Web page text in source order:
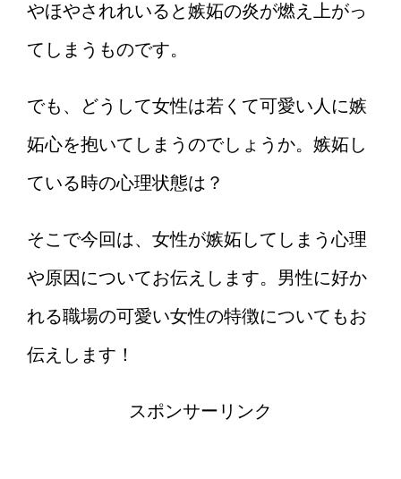
やほやされれいると嫉妬の炎が燃え上がっ
てしまうものです。
でも、どうして女性は若くて可愛い人に嫉
妬心を抱いてしまうのでしょうか。嫉妬し
ている時の心理状態は？
そこで今回は、女性が嫉妬してしまう心理
や原因についてお伝えします。男性に好か
れる職場の可愛い女性の特徴についてもお
伝えします！
スポンサーリンク